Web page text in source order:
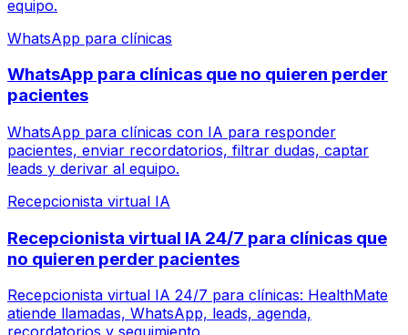
equipo.
WhatsApp para clínicas
WhatsApp para clínicas que no quieren perder
pacientes
WhatsApp para clínicas con IA para responder
pacientes, enviar recordatorios, filtrar dudas, captar
leads y derivar al equipo.
Recepcionista virtual IA
Recepcionista virtual IA 24/7 para clínicas que
no quieren perder pacientes
Recepcionista virtual IA 24/7 para clínicas: HealthMate
atiende llamadas, WhatsApp, leads, agenda,